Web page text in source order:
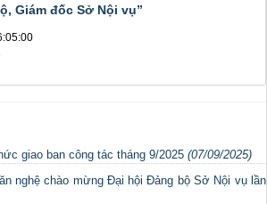
Giám đốc Sở Nội vụ”
giao ban công tác tháng 9/2025 (07/09/2025)
nghệ chào mừng Đại hội Đảng bộ Sở Nội vụ lần